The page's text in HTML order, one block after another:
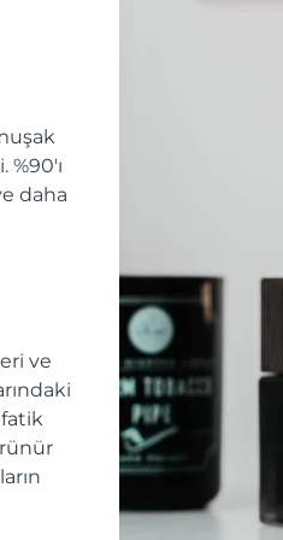
%90'ı
daha
ve